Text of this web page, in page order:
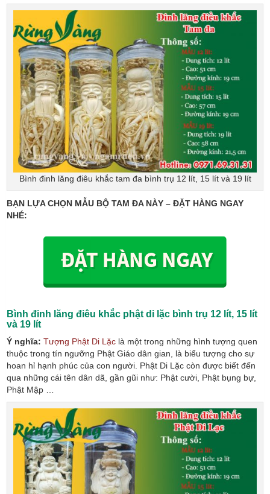
Bình đinh lăng điêu khắc tam đa bình trụ 12 lít, 15 lít và 19 lít
BẠN LỰA CHỌN MẪU BỘ TAM ĐA NÀY – ĐẶT HÀNG NGAY
NHÉ:
Bình đinh lăng điêu khắc phật di lặc bình trụ 12 lít, 15 lít
và 19 lít
Ý nghĩa: Tượng Phật Di Lặc là một trong những hình tượng quen
thuộc trong tín ngưỡng Phật Giáo dân gian, là biểu tượng cho sự
hoan hỉ hạnh phúc của con người. Phật Di Lặc còn được biết đến
qua những cái tên dân dã, gần gũi như: Phật cười, Phật bụng bự,
Phật Mập …